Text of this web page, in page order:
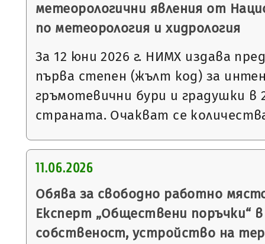
метеорологични явления от
по метеорология и хидрология
За 12 юни 2026 г. НИМХ издава
първа степен (жълт код) за
гръмотевични бури и градушки в
страната. Очакват се
11.06.2026
Обява за свободно работно
Експерт „Обществени поръчки“
собственост, устройство на